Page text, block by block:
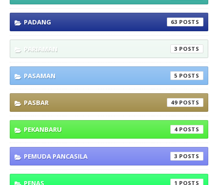
PADANG 63
PARIAMAN 3
PASAMAN 5
PASBAR 49
PEKANBARU 4
PEMUDA PANCASILA 3
PENAS 1